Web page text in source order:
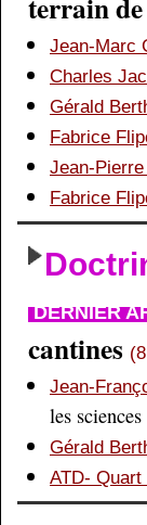
terrain
Jean-Marc
Charles
Gérald
Fabrice
Jean-
Fabrice
DERNIER
cantines
Jean-
les
Gérald
ATD- Quart